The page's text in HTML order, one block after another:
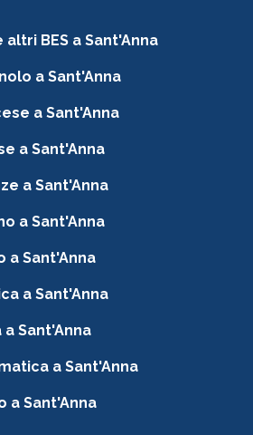
altri BES a Sant'Anna
a Sant'Anna
a Sant'Anna
a Sant'Anna
a Sant'Anna
a Sant'Anna
a Sant'Anna
a Sant'Anna
Sant'Anna
a Sant'Anna
a Sant'Anna